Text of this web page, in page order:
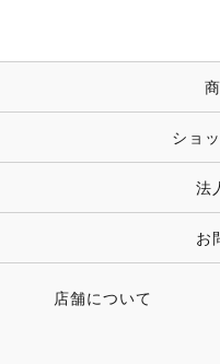
時計・財布・キーケー
キーホルダー・チャー
ピン・ブローチ・コサ
その他 アクセサリー
ショ
法
お
店舗について